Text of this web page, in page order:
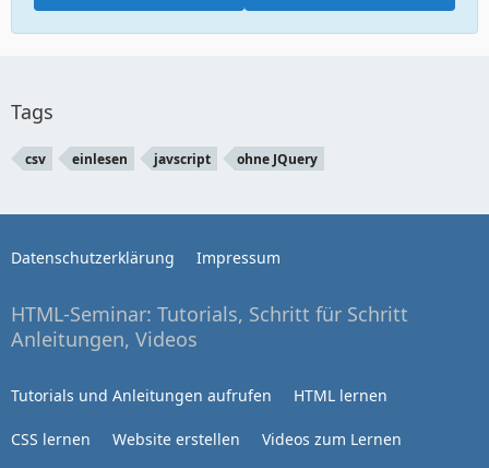
Tags
csv einlesen javscript ohne JQuery
Datenschutzerklärung Impressum
HTML-Seminar: Tutorials, Schritt für Schritt
Anleitungen, Videos
Tutorials und Anleitungen aufrufen HTML lernen
CSS lernen Website erstellen Videos zum Lernen